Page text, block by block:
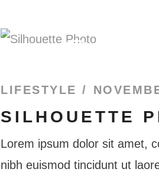
LIFESTYLE
SILHOUETTE
Lorem ipsum dolor sit amet,
nibh euismod tincidunt ut